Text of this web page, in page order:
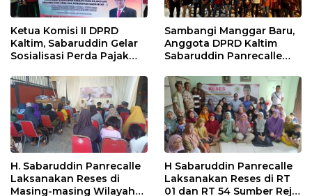
Ketua Komisi II DPRD
Kaltim, Sabaruddin Gelar
Sosialisasi Perda Pajak
Sepinggan Raya
Balikpapan
Sambangi Manggar Baru,
Anggota DPRD Kaltim
Sabaruddin Panrecalle
Balikpapan
H. Sabaruddin Panrecalle
Laksanakan Reses di
Masing-masing Wilayah
H Sabaruddin Panrecalle
Laksanakan Reses di RT
01 dan RT 54 Sumber Rejo